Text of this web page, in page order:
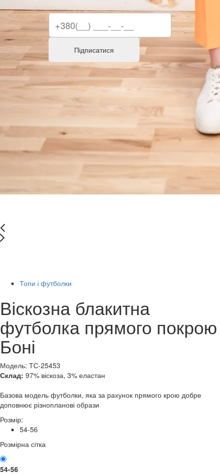
Топи і футболки
Віскозна блакитна
футболка прямого покрою
Боні
Модель: ТС-25453
Склад: 97% віскоза, 3% еластан
Базова модель футболки, яка за рахунок прямого крою добре
доповнює різнопланові образи
Розмір:
54-56
Розмірна сітка
54-56
Підписатися